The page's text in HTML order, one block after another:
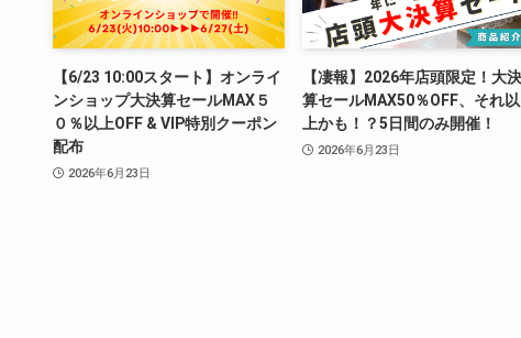
【6/23 10:00スタート】オンライ
ンショップ大決算セールMAX５
０％以上OFF & VIP特別クーポン
配布
2026年6月23日
【凄報】2026年店頭限定！大決
算セールMAX50％OFF、それ以
上かも！？5日間のみ開催！
2026年6月23日